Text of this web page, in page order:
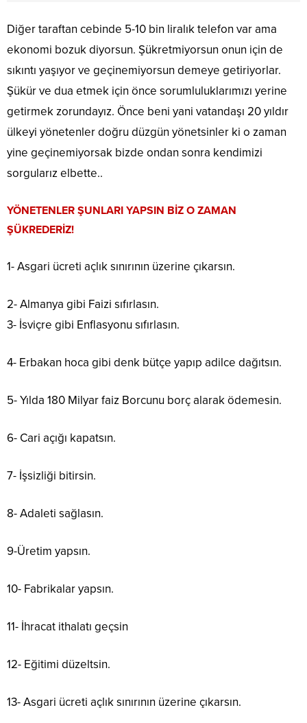
Diğer taraftan cebinde 5-10 bin liralık telefon var ama
ekonomi bozuk diyorsun. Şükretmiyorsun onun için de
sıkıntı yaşıyor ve geçinemiyorsun demeye getiriyorlar.
Şükür ve dua etmek için önce sorumluluklarımızı yerine
getirmek zorundayız. Önce beni yani vatandaşı 20 yıldır
ülkeyi yönetenler doğru düzgün yönetsinler ki o zaman
yine geçinemiyorsak bizde ondan sonra kendimizi
sorgularız elbette..
YÖNETENLER ŞUNLARI YAPSIN BİZ O ZAMAN
ŞÜKREDERİZ!
1- Asgari ücreti açlık sınırının üzerine çıkarsın.
2- Almanya gibi Faizi sıfırlasın.
3- İsviçre gibi Enflasyonu sıfırlasın.
4- Erbakan hoca gibi denk bütçe yapıp adilce dağıtsın.
5- Yılda 180 Milyar faiz Borcunu borç alarak ödemesin.
6- Cari açığı kapatsın.
7- İşsizliği bitirsin.
8- Adaleti sağlasın.
9-Üretim yapsın.
10- Fabrikalar yapsın.
11- İhracat ithalatı geçsin
12- Eğitimi düzeltsin.
13- Asgari ücreti açlık sınırının üzerine çıkarsın.